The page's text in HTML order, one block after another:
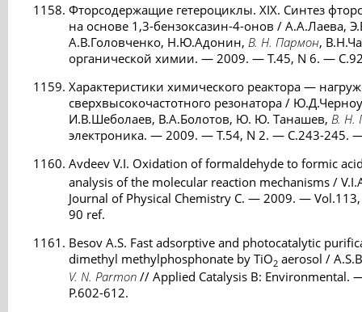
Фторсодержащие гетероциклы. XIX. Синтез
на основе 1,3-бензоксазин-4-онов / А.А.Лаева,
А.В.Головченко, Н.Ю.Адонин, В. Н. Пармон,
органической химии. — 2009. — Т.45, N 6. —
Характеристики химического реактора —
сверхвысокочастотного резонатора /
И.В.Шеболаев, В.А.Болотов, Ю. Ю. Танашев, В. Н.
электроника. — 2009. — Т.54, N 2. — С.243-245.
Avdeev V.I. Oxidation of formaldehyde to formic
analysis of the molecular reaction mechanisms /
Journal of Physical Chemistry C. — 2009. —
90 ref.
Besov A.S. Fast adsorptive and photocatalytic
dimethyl methylphosphonate by TiO2 aerosol /
V. N. Parmon // Applied Catalysis B:
P.602-612.